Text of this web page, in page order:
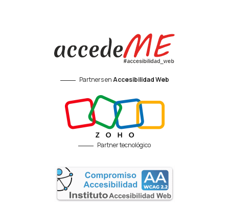
Partners enAccesibilidad Web
Partner tecnológico